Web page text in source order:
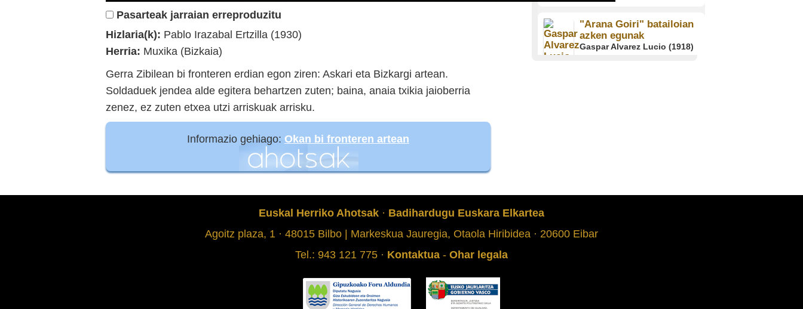
Pasarteak jarraian erreproduzitu
Hizlaria(k): Pablo Irazabal Ertzilla (1930)
Herria: Muxika (Bizkaia)
Gerra Zibilean bi fronteren erdian egon ziren: Askari eta Bizkargi artean.
Soldaduek jendea alde egitera behartzen zuten; baina, anaia txikia jaioberria
zenez, ez zuten etxea utzi arriskuak arrisku.
Informazio gehiago: Okan bi fronteren artean
"Arana Goiri" batailoian
azken egunak
Gaspar Alvarez Lucio (1918)
Lizarraga (1918)
Martxoaren 31:
Euskal Herriko Ahotsak · Badihardugu Euskara Elkartea
Agoitz plaza, 1 · 48015 Bilbo | Markeskua Jauregia, Otaola Hiribidea · 20600 Eibar
Tel.: 943 121 775 · Kontaktua - Ohar legala